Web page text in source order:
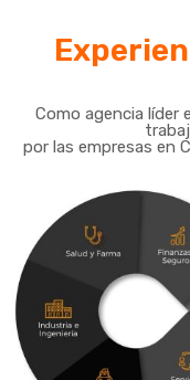
Como agencia líder
por las empresas en